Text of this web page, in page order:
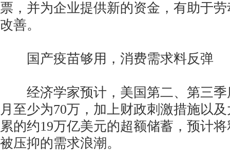
票，并为企业提供新的资金，有助于
改善。
国产疫苗够用，消费需求料反弹
经济学家预计，美国第二、第三季
月至少为70万，加上财政刺激措施以
累的约19万亿美元的超额储蓄，预计
被压抑的需求浪潮。